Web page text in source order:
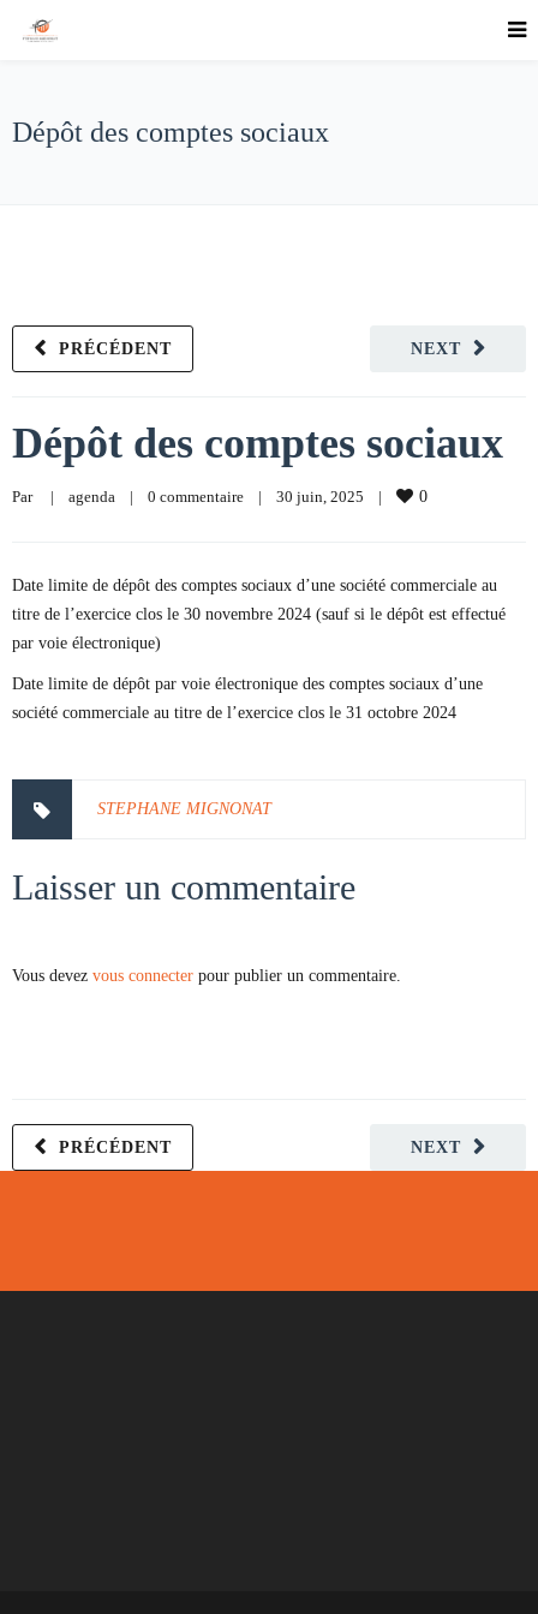
Dépôt des comptes sociaux
NEXT
PRÉCÉDENT
Dépôt des comptes sociaux
Par | agenda | 0 commentaire | 30 juin, 2025 | 0
Date limite de dépôt des comptes sociaux d’une société commerciale au
titre de l’exercice clos le 30 novembre 2024 (sauf si le dépôt est effectué
par voie électronique)
Date limite de dépôt par voie électronique des comptes sociaux d’une
société commerciale au titre de l’exercice clos le 31 octobre 2024
STEPHANE MIGNONAT
Laisser un commentaire
Vous devez vous connecter pour publier un commentaire.
NEXT
PRÉCÉDENT